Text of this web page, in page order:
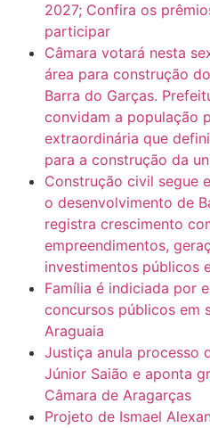
2027; Confira os
participar
Câmara votará nesta
área para construção
Barra do Garças.
convidam a população
extraordinária que
para a construção da
Construção civil segue
o desenvolvimento de
registra crescimento
empreendimentos,
investimentos públicos
Família é indiciada por
concursos públicos em
Araguaia
Justiça anula processo
Júnior Saião e aponta
Câmara de Aragarças
Projeto de Ismael